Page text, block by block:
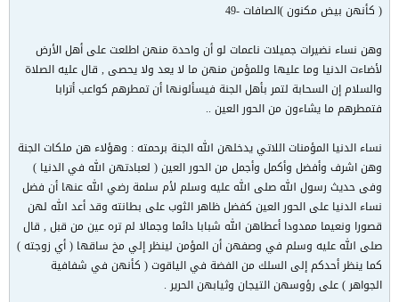
( كأنهن بيض مكنون )الصافات -49
وهن نساء نضيرات جميلات ناعمات لو أن واحدة منهن اطلعت على أهل الأرض
لأضاءت الدنيا وما عليها وللمؤمن منهن ما لا يعد ولا يحصى , قال عليه الصلاة
والسلام إن السحابة لتمر بأهل الجنة فيسألونها أن تمطرهم كواعب أترابا
فتمطرهم ما يشاءون من الحور العين ..
نساء الدنيا المؤمنات اللاتي يدخلهن الله الجنة برحمته : وهؤلاء هن ملكات الجنة
وهن اشرف وأفضل وأكمل وأجمل من الحور العين ( لعبادتهن الله في الدنيا )
وفى حديث رسول الله صلى الله عليه وسلم لأم سلمة رضي الله عنها أن فضل
نساء الدنيا على الحور العين كفضل ظاهر الثوب على بطانته وقد أعد الله لهن
قصورا ونعيما ممدودا أعطاهن الله شبابا دائما وجمالا لم تره عين من قبل , قال
صلى الله عليه وسلم في وصفهن أن المؤمن لينظر إلي مخ ساقها ( أي زوجته )
كما ينظر أحدكم إلى السلك من الفضة في الياقوت ( كأنهن في شفافية
الجواهر ) على رؤوسهن التيجان وثيابهن الحرير .